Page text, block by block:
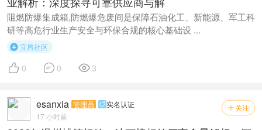
阻燃防爆集成箱,防燃爆危废间是保障石油化工、新能源、军工科
研等高危行业生产安全与环保合规的核心基础设 ...
宜昌社区
 0  0 3
 关注
esanxia 管理员 实名认证
17 小时前